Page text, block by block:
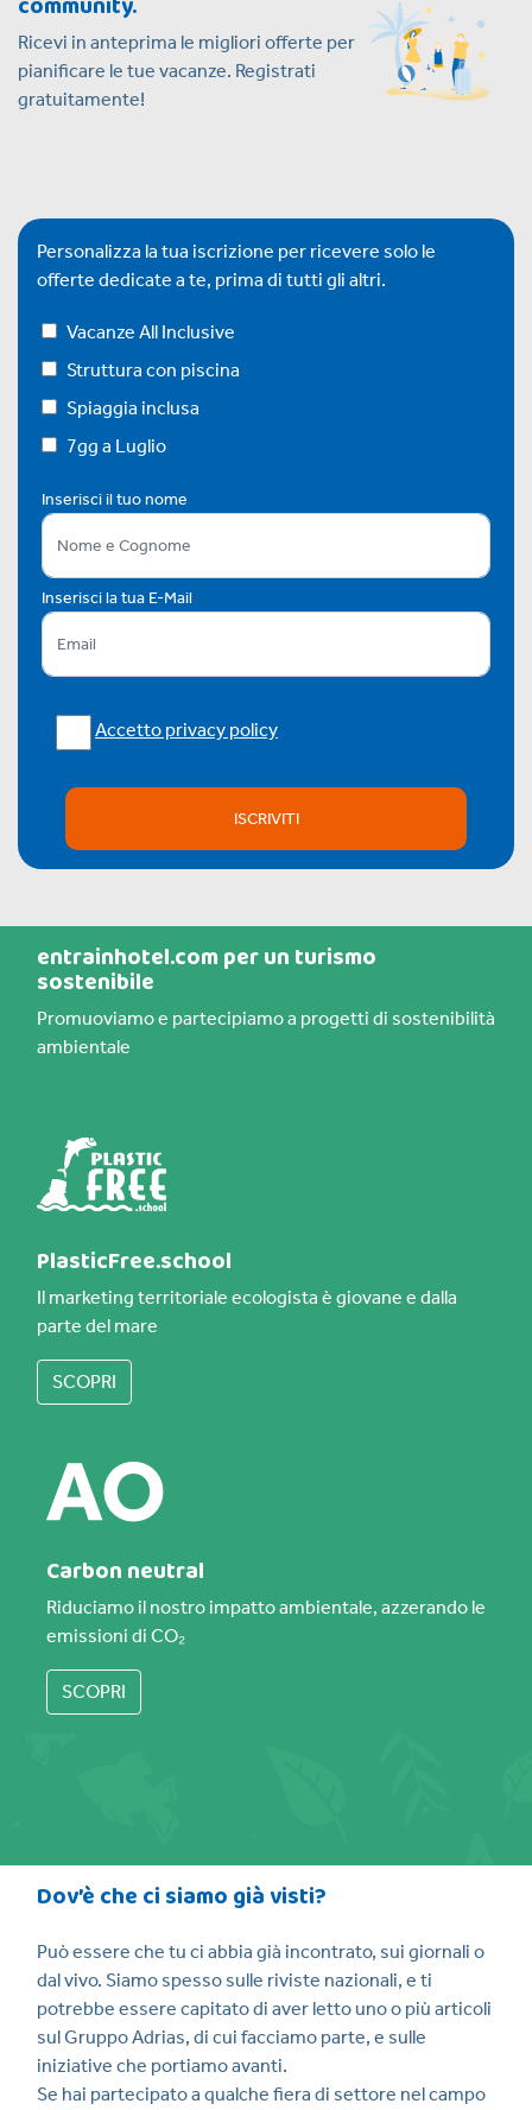
Ricevi in anteprima le migliori offerte per
pianificare le tue vacanze. Registrati
gratuitamente!
Personalizza la tua iscrizione per ricevere solo le
offerte dedicate a te, prima di tutti gli altri.
Vacanze All Inclusive
Struttura con piscina
Spiaggia inclusa
7gg a Luglio
Inserisci il tuo nome
Inserisci la tua E-Mail
Accetto privacy policy
ISCRIVITI
entrainhotel.com per un turismo
sostenibile
Promuoviamo e partecipiamo a progetti di sostenibilità
ambientale
PlasticFree.school
Il marketing territoriale ecologista è giovane e dalla
parte del mare
SCOPRI
Carbon neutral
Riduciamo il nostro impatto ambientale, azzerando le
emissioni di CO₂
SCOPRI
Dov’è che ci siamo già visti?
Può essere che tu ci abbia già incontrato, sui giornali o
dal vivo. Siamo spesso sulle riviste nazionali, e ti
potrebbe essere capitato di aver letto uno o più articoli
sul Gruppo Adrias, di cui facciamo parte, e sulle
iniziative che portiamo avanti.
Se hai partecipato a qualche fiera di settore nel campo